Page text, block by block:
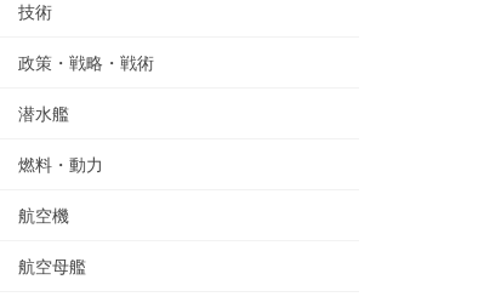
技術
政策・戦略・戦術
潜水艦
燃料・動力
航空機
航空母艦